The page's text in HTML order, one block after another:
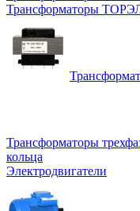
Трансформаторы
Трансформаторы
кольца
Электродвигатели